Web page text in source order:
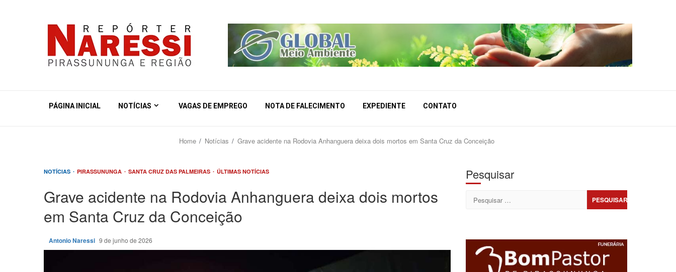
PÁGINA INICIAL NOTÍCIAS VAGAS DE EMPREGO NOTA DE FALECIMENTO EXPEDIENTE CONTATO
Home Notícias Grave acidente na Rodovia Anhanguera deixa dois mortos em Santa Cruz da Conceição
NOTÍCIAS PIRASSUNUNGA SANTA CRUZ DAS PALMEIRAS ÚLTIMAS NOTÍCIAS
Grave acidente na Rodovia Anhanguera deixa dois mortos
em Santa Cruz da Conceição
Antonio Naressi 9 de junho de 2026
Pesquisar
Pesquisar